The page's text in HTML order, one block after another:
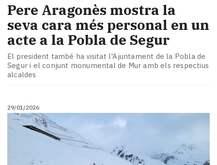
Pere Aragonès mostra la
seva cara més personal en un
acte a la Pobla de Segur
El president també ha visitat l'Ajuntament de la Pobla de
Segur i el conjunt monumental de Mur amb els respectius
alcaldes
29/01/2026